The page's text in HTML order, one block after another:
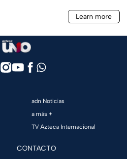
adn Noticias
a más +
TV Azteca Internacional
CONTACTO